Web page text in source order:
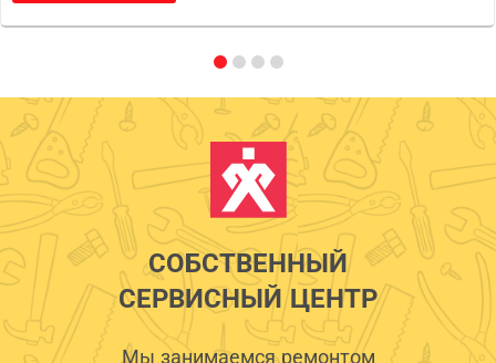
СОБСТВЕННЫЙ
СЕРВИСНЫЙ ЦЕНТР
Мы занимаемся ремонтом